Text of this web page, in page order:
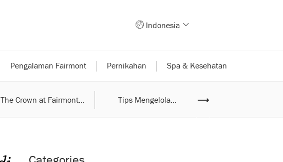
Indonesia
Pengalaman Fairmont Pernikahan Spa & Kesehatan
The Crown at Fairmont... Tips Mengelola... ⟶